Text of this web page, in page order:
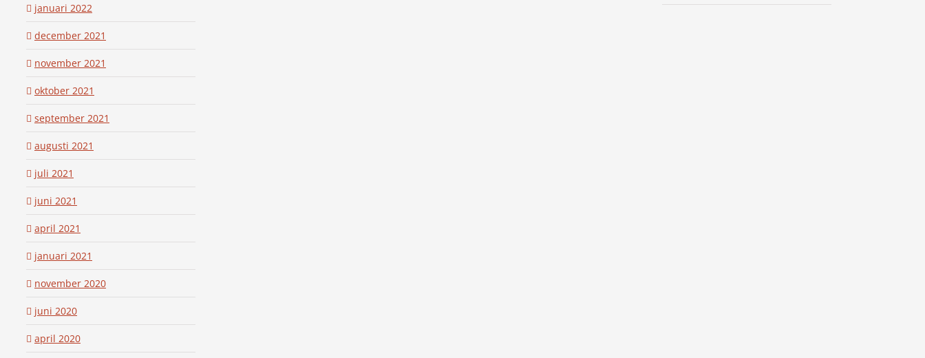
januari 2022
december 2021
november 2021
oktober 2021
september 2021
augusti 2021
juli 2021
juni 2021
april 2021
januari 2021
november 2020
juni 2020
april 2020